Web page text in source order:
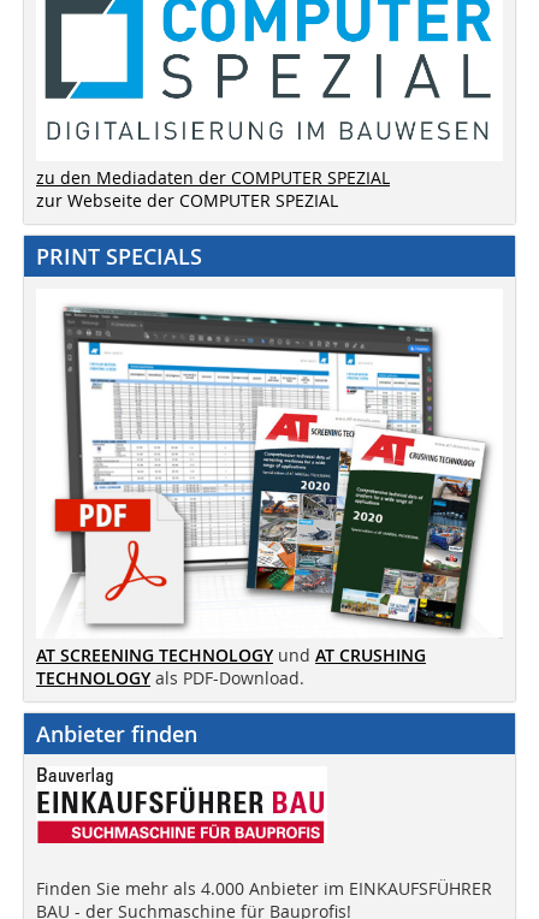
zu den Mediadaten der COMPUTER SPEZIAL
zur Webseite der COMPUTER SPEZIAL
PRINT SPECIALS
AT SCREENING TECHNOLOGY und AT CRUSHING
TECHNOLOGY als PDF-Download.
Anbieter finden
Finden Sie mehr als 4.000 Anbieter im EINKAUFSFÜHRER
BAU - der Suchmaschine für Bauprofis!